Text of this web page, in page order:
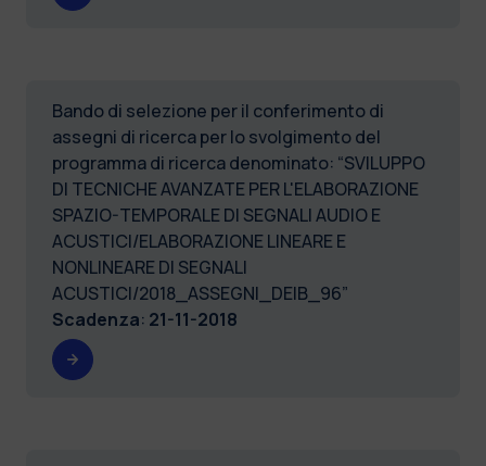
Bando di selezione per il conferimento di
assegni di ricerca per lo svolgimento del
programma di ricerca denominato: “SVILUPPO
DI TECNICHE AVANZATE PER L'ELABORAZIONE
SPAZIO-TEMPORALE DI SEGNALI AUDIO E
ACUSTICI/ELABORAZIONE LINEARE E
NONLINEARE DI SEGNALI
ACUSTICI/2018_ASSEGNI_DEIB_96”
Scadenza: 21-11-2018